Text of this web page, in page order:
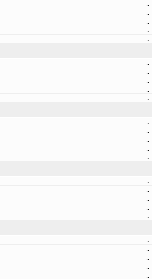
..
..
..
..
..
..
..
..
..
..
..
..
..
..
..
..
..
..
..
..
..
..
..
..
..